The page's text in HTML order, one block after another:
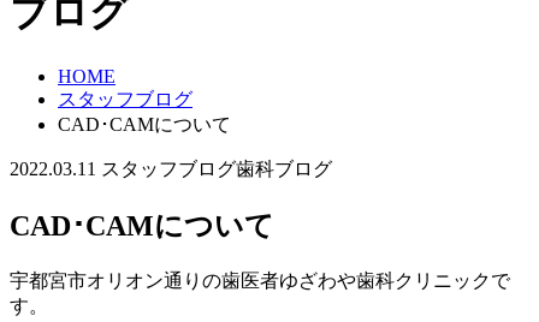
ブログ
HOME
スタッフブログ
CAD･CAMについて
2022.03.11 スタッフブログ歯科ブログ
CAD･CAMについて
宇都宮市オリオン通りの歯医者ゆざわや歯科クリニックで
す。